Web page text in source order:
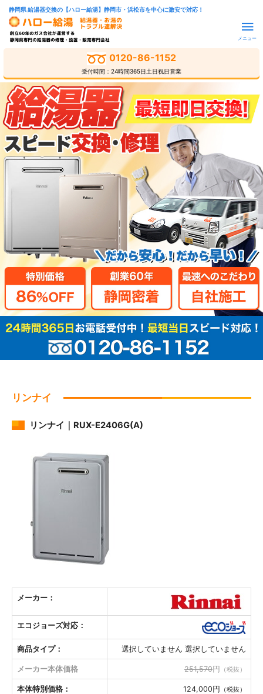
静岡県 給湯器交換の【ハロー給湯】静岡市・浜松市を中心に激安で対応！
メニュー
0120-86-1152
受付時間：24時間365日土日祝日営業
リンナイ
リンナイ｜RUX-E2406G(A)
メーカー：
エコジョーズ対応：
商品タイプ： 選択していません 選択していません
メーカー本体価格 251,570円 （税抜）
本体特別価格： 124,000円 （税抜）